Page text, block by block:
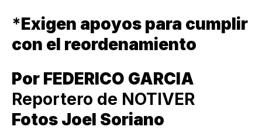
*Exigen apoyos para cumplir
con el reordenamiento
Por FEDERICO GARCIA
Reportero de NOTIVER
Fotos Joel Soriano